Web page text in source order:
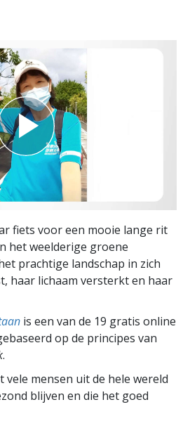
fiets voor een mooie lange rit
het weelderige groene
prachtige landschap in zich
haar lichaam versterkt en haar
is een van de 19 gratis online
op de principes van
.
vele mensen uit de hele wereld
blijven en die het goed